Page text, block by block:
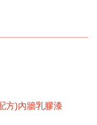
方)內牆乳膠漆